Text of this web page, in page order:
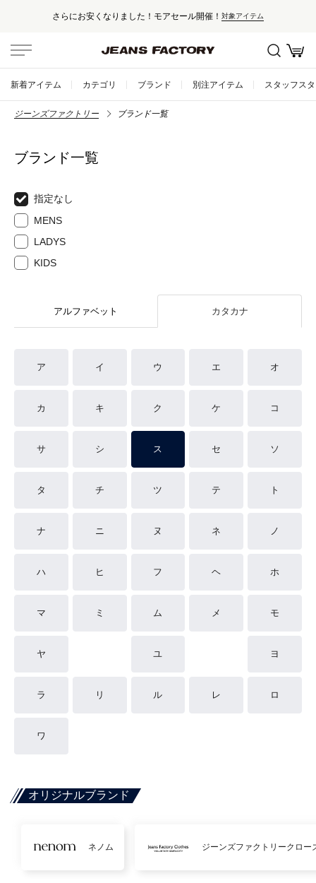
さらにお安くなりました！モアセール開催！ 対象アイテム
新着アイテム カテゴリ ブランド 別注アイテム スタッフス
ジーンズファクトリー ブランド一覧
ブランド一覧
指定なし
MENS
LADYS
KIDS
アルファベット カタカナ
ア イ ウ エ オ
カ キ ク ケ コ
サ シ ス セ ソ
タ チ ツ テ ト
ナ ニ ヌ ネ ノ
ハ ヒ フ ヘ ホ
マ ミ ム メ モ
ヤ ユ ヨ
ラ リ ル レ ロ
ワ
オリジナルブランド
ネノム ジーンズファクトリークロー